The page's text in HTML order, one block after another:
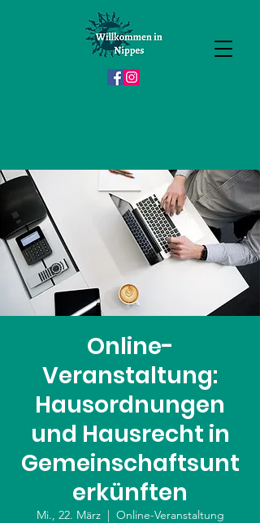
Online-
Veranstaltung:
Hausordnungen
und Hausrecht in
Gemeinschaftsunt
erkünften
Mi., 22. März
  |
Online-Veranstaltung